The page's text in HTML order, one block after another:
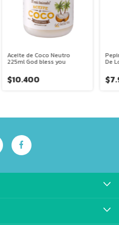
Aceite de Coco Neutro
225ml God bless you
$10.400
De